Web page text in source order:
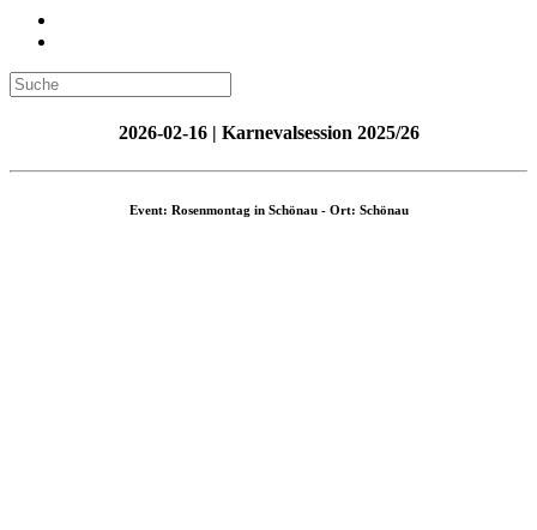
2026-02-16 | Karnevalsession 2025/26
Event: Rosenmontag in Schönau - Ort: Schönau